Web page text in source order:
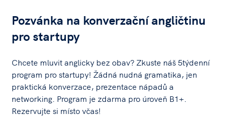
Pozvánka na konverzační angličtinu
pro startupy
Chcete mluvit anglicky bez obav? Zkuste náš 5týdenní
program pro startupy! Žádná nudná gramatika, jen
praktická konverzace, prezentace nápadů a
networking. Program je zdarma pro úroveň B1+.
Rezervujte si místo včas!